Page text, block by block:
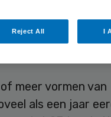
nodig bij
meer vormen van
als een jaar
Reject All I